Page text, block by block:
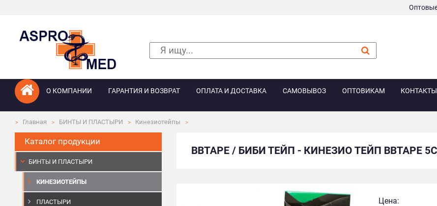
О КОМПАНИИ ГАРАНТИЯ И ВОЗВРАТ ОПЛАТА И ДОСТАВКА САМОВЫВОЗ ОПТОВИКАМ КОНТАКТЫ
Главная БИНТЫ И ПЛАСТЫРИ Кинезиотейпы
Каталог продукции
БИНТЫ И ПЛАСТЫРИ
КИНЕЗИОТЕЙПЫ
ПЛАСТЫРИ
BBTAPE / БИБИ ТЕЙП - КИНЕЗИО ТЕЙП BBTAPE
Цена: